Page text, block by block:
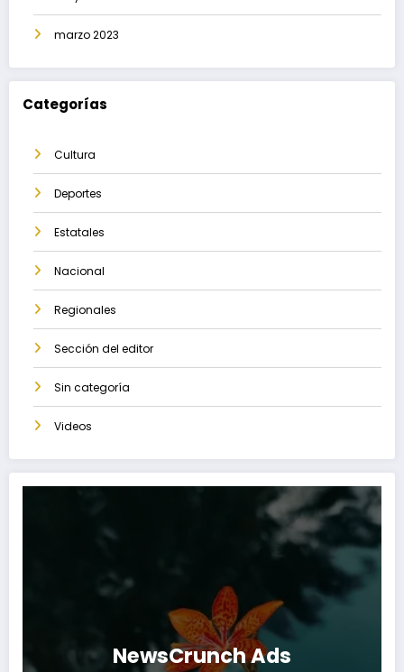
marzo 2023
Categorías
Cultura
Deportes
Estatales
Nacional
Regionales
Sección del editor
Sin categoría
Videos
NewsCrunch Ads